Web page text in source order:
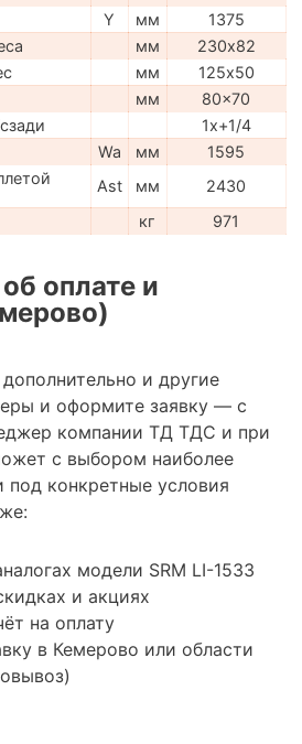
Y мм
1375
мм
230х82
мм
125х50
мм
80x70
1x+1/4
Wa мм
1595
Ast мм
2430
кг 971
оплате и
и другие
и оформите заявку — с
компании ТД ТДС и при
с выбором наиболее
конкретные условия
модели SRM LI-1533
и акциях
на оплату
в Кемерово или области